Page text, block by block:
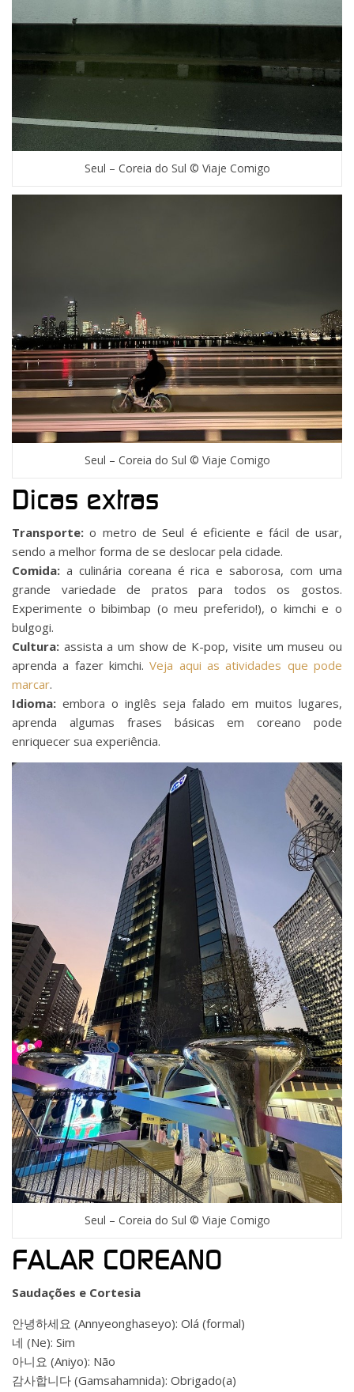
Seul – Coreia do Sul © Viaje Comigo
Seul – Coreia do Sul © Viaje Comigo
Dicas extras
Transporte: o metro de Seul é eficiente e fácil de usar,
sendo a melhor forma de se deslocar pela cidade.
Comida: a culinária coreana é rica e saborosa, com uma
grande variedade de pratos para todos os gostos.
Experimente o bibimbap (o meu preferido!), o kimchi e o
bulgogi.
Cultura: assista a um show de K-pop, visite um museu ou
aprenda a fazer kimchi.Veja aqui as atividades que pode
marcar.
Idioma: embora o inglês seja falado em muitos lugares,
aprenda algumas frases básicas em coreano pode
enriquecer sua experiência.
Seul – Coreia do Sul © Viaje Comigo
FALAR COREANO
Saudações e Cortesia
안녕하세요 (Annyeonghaseyo): Olá (formal)
네 (Ne): Sim
아니요 (Aniyo): Não
감사합니다 (Gamsahamnida): Obrigado(a)